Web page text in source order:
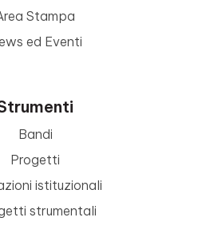
Stampa
ed Eventi
Bandi
Progetti
istituzionali
strumentali